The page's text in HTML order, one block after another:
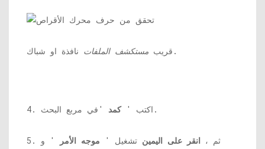
قريب مستكشف الملفات نافذة او شباك.
4. اكتب 'كمد 'في مربع البحث.
5. ثم ، انقر على اليمين تشغيل ' موجه الأمر
' و